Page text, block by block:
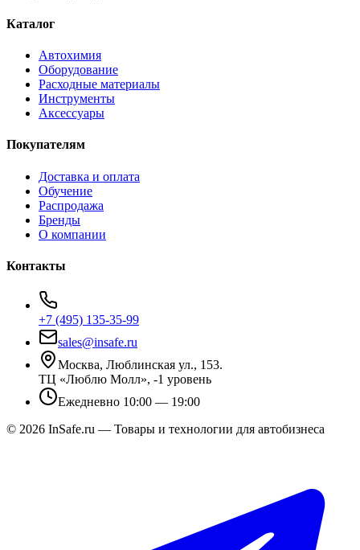
Каталог
Автохимия
Оборудование
Расходные материалы
Инструменты
Аксессуары
Покупателям
Доставка и оплата
Обучение
Распродажа
Бренды
О компании
Контакты
+7 (495) 135-35-99
sales@insafe.ru
Москва, Люблинская ул., 153.
ТЦ «Люблю Молл», -1 уровень
Ежедневно 10:00 — 19:00
© 2026 InSafe.ru — Товары и технологии для автобизнеса